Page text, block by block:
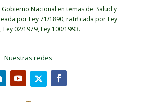
Nacional en temas de Salud y
por Ley 71/1890, ratificada por Ley
Ley 02/1979, Ley 100/1993.
Nuestras redes